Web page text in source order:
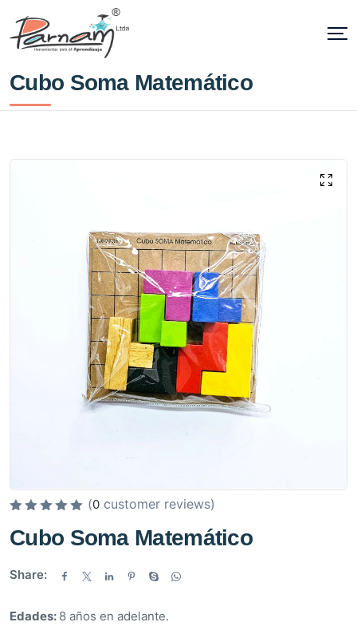
Cubo Soma Matemático
a
o
a
(0 customer reviews)
Cubo Soma Matemático
Share:
Edades: 8 años en adelante.